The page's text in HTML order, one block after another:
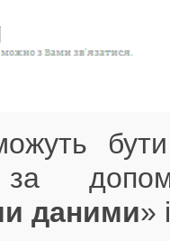
за
даними»